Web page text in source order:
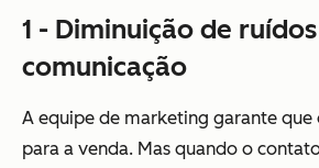
1 - Diminuição de
comunicação
A equipe de marketing garante
para a venda. Mas quando o